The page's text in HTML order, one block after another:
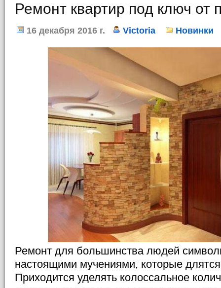
Ремонт квартир под ключ от
16 декабря 2016 г. Victoria Новинки
Ремонт для большинства людей
настоящими мучениями, которые
Приходится уделять колоссальное